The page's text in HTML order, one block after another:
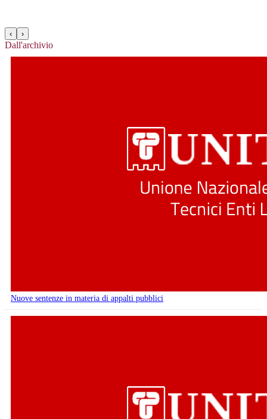
‹ ›
Dall'archivio
Nuove sentenze in materia di appalti pubblici